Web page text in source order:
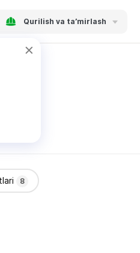
Qurilish va ta’mirlash
8